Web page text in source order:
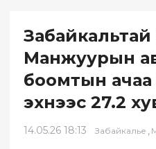
Манжуурын
боомтын
эхнээс 27.2
14.05.26 18:13 Забайкалье ,